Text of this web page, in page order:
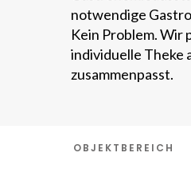
notwendige
Kein Problem. Wir
individuelle Theke
zusammenpasst.
OBJEKTBEREICH